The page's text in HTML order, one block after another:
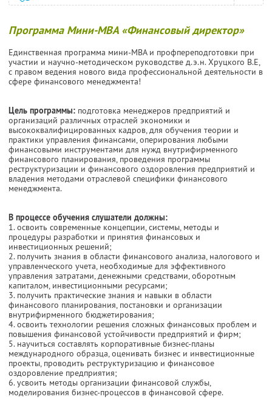
Программа Мини-МВА «Финансовый директор»
Единственная программа мини-МВА и профпереподготовки при
участии и научно-методическом руководстве д.э.н. Хруцкого В.Е,
с правом ведения нового вида профессиональной деятельности в
сфере финансового менеджмента!
Цель программы: подготовка менеджеров предприятий и
организаций различных отраслей экономики и
высококвалифицированных кадров, для обучения теории и
практики управления финансами, оперирования любыми
финансовыми инструментами для нужд внутрифирменного
финансового планирования, проведения программы
реструктуризации и финансового оздоровления предприятий и
владения методами отраслевой специфики финансового
менеджмента.
В процессе обучения слушатели должны:
1. освоить современные концепции, системы, методы и
процедуры разработки и принятия финансовых и
инвестиционных решений;
2. получить знания в области финансового анализа, налогового и
управленческого учета, необходимые для эффективного
управления затратами, денежными средствами, оборотным
капиталом, инвестиционными ресурсами;
3. получить практические знания и навыки в области
финансового планирования, постановки и организации
внутрифирменного бюджетирования;
4. освоить технологии решения сложных финансовых проблем и
повышения финансовой устойчивости предприятий и фирм;
5. научиться составлять корпоративные бизнес-планы
международного образца, оценивать бизнес и инвестиционные
проекты, проводить реструктуризацию и финансовое
оздоровление предприятия;
6. усвоить методы организации финансовой службы,
моделирования бизнес-процессов в финансовой сфере.